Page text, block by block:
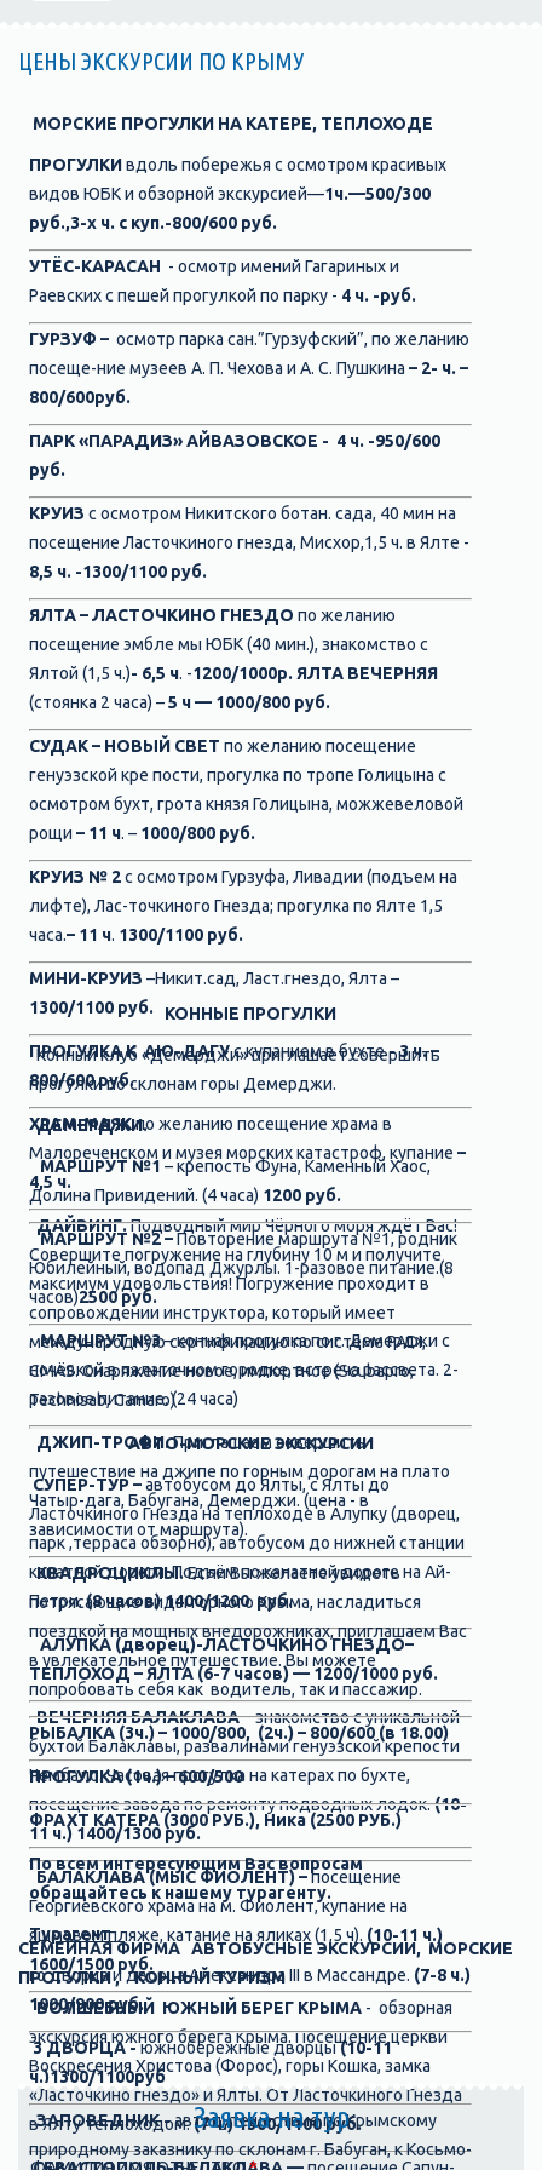
ЦЕНЫ ЭКСКУРСИИ ПО КРЫМУ
МОРСКИЕ ПРОГУЛКИ НА КАТЕРЕ, ТЕПЛОХОДЕ
ПРОГУЛКИвдоль побережья с осмотром красивых
видов ЮБК и обзорной экскурсией—1ч.—500/300
руб.,3-х ч. с куп.-800/600 руб.
УТЁС-КАРАСАН - осмотр имений Гагариных и
Раевских с пешей прогулкой по парку - 4 ч. -руб.
ГУРЗУФ – осмотр парка сан.”Гурзуфский”, по желанию
посеще-ние музеев А. П. Чехова и А. С. Пушкина – 2- ч. –
800/600руб.
ПАРК «ПАРАДИЗ» АЙВАЗОВСКОЕ - 4 ч. -950/600
руб.
КРУИЗ с осмотром Никитского ботан. сада, 40 мин на
посещение Ласточкиного гнезда, Мисхор,1,5 ч. в Ялте -
8,5 ч. -1300/1100 руб.
ЯЛТА – ЛАСТОЧКИНО ГНЕЗДО по желанию
посещение эмбле мы ЮБК (40 мин.), знакомство с
Ялтой (1,5 ч.)- 6,5 ч. -1200/1000р. ЯЛТА ВЕЧЕРНЯЯ
(стоянка 2 часа) –5 ч — 1000/800 руб.
СУДАК – НОВЫЙ СВЕТ по желанию посещение
генуэзской кре пости, прогулка по тропе Голицына с
осмотром бухт, грота князя Голицына, можжевеловой
рощи – 11 ч. – 1000/800 руб.
КРУИЗ № 2с осмотром Гурзуфа, Ливадии (подъем на
лифте), Лас-точкиного Гнезда; прогулка по Ялте 1,5
часа.– 11 ч. 1300/1100 руб.
МИНИ-КРУИЗ –Никит.сад, Ласт.гнездо, Ялта –
1300/1100 руб.
ПРОГУЛКА К АЮ-ДАГУс купанием в бухте- 3 ч. –
800/600 руб.
ХРАМ-МАЯКпо желанию посещение храма в
Малореченском и музея морских катастроф, купание –
4,5 ч.
ДАЙВИНГ.Подводный мир Чёрного моря ждёт Вас!
Совершите погружение на глубину 10 м и получите
максимум удовольствия! Погружение проходит в
сопровождении инструктора, который имеет
международную сертификацию по системе PADI,
CMAS. Снаряжение новое, импортное (Scubapro,
Technisab, Camaro)
АВТО-МОРСКИЕ ЭКСКУРСИИ
СУПЕР-ТУР –автобусом до Ялты, с Ялты до
Ласточкиного Гнезда на теплоходе в Алупку (дворец,
парк ,терраса обзорно), автобусом до нижней станции
канатной дороги. Подъём по канатной дороге на Ай-
Петри.(8 часов) 1400/1200руб.
АЛУПКА (дворец)-ЛАСТОЧКИНО ГНЕЗДО–
ТЕПЛОХОД – ЯЛТА (6-7 часов) — 1200/1000 руб.
ВЕЧЕРНЯЯ БАЛАКЛАВА –знакомство с уникальной
бухтой Балаклавы, развалинами генуэзской крепости
Чембало. Часовая прогулка на катерах по бухте,
посещение завода по ремонту подводных лодок.(10-
11 ч.) 1400/1300 руб.
БАЛАКЛАВА (МЫС ФИОЛЕНТ) –посещение
Георгиевского храма на м. Фиолент, купание на
яшмовом пляже, катание на яликах (1,5 ч). (10-11 ч.)
1600/1500 руб.
ВОЛШЕБНЫЙ ЮЖНЫЙ БЕРЕГ КРЫМА - обзорная
экскурсия южного берега Крыма. Посещение церкви
Воскресения Христова (Форос), горы Кошка, замка
«Ласточкино гнездо» и Ялты. От Ласточкиного Гнезда
в Ялту теплоходом.(7 ч.) 1300/1100 руб.
КОННЫЕ ПРОГУЛКИ
Конный клуб «Демерджи» приглашает совершить
прогулки по склонам горы Демерджи.
ДЕМЕРДЖИ.
МАРШРУТ №1 – крепость Фуна, Каменный Хаос,
Долина Привидений. (4 часа) 1200 руб.
МАРШРУТ №2 –Повторение маршрута №1, родник
Юбилейный, водопад Джурлы. 1-разовое питание.(8
часов)2500руб.
МАРШРУТ №3– конная прогулка по г. Демерджи с
ночёвкой в палаточном городке, встреча рассвета. 2-
разовое питание. (24 часа)
ДЖИП-ТРОФИ.Приглашаем совершить
путешествие на джипе по горным дорогам на плато
Чатыр-дага, Бабугана, Демерджи. (цена - в
зависимости от маршрута).
КВАДРОЦИКЛЫ.Если Вы желаете увидеть
потрясающие виды горного Крыма, насладиться
поездкой на мощных внедорожниках, приглашаем Вас
в увлекательное путешествие. Вы можете
попробовать себя как водитель, так и пассажир.
РЫБАЛКА (3ч.) – 1000/800, (2ч.) – 800/600 (в 18.00)
ПРОГУЛКА (1ч.) – 600/500
ФРАХТ КАТЕРА (3000 РУБ.), Ника (2500 РУБ.)
По всем интересующим Вас вопросам
обращайтесь к нашему турагенту.
Турагент
го дворца и дворца Александра III в Массандре. (7-8 ч.)
1000/900руб.
3 ДВОРЦА -южнобережные дворцы(10-11
ч.)1300/1100руб
ЗАПОВЕДНИК -автопутешествие по Крымскому
природному заказнику по склонам г. Бабуган, к Косьмо-
СЕМЕЙНАЯ ФИРМА АВТОБУСНЫЕ ЭКСКУРСИИ, МОРСКИЕ
ПРОГУЛКИ , КОННЫЙ ТУРИЗМ
Заявка на тур